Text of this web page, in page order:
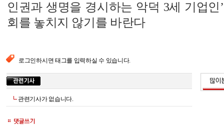
인권과 생명을 경시하는 악덕 3세 기업
회를 놓치지 않기를 바란다
로그인하시면 태그를 입력하실 수 있습니다.
관련기사가 없습니다.